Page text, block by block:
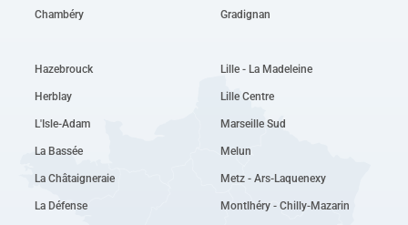
Chambéry Gradignan
Hazebrouck
Herblay
L'Isle-Adam
La Bassée
La Châtaigneraie
La Défense
Lille - La Madeleine
Lille Centre
Marseille Sud
Melun
Metz - Ars-Laquenexy
Montlhéry - Chilly-Mazarin